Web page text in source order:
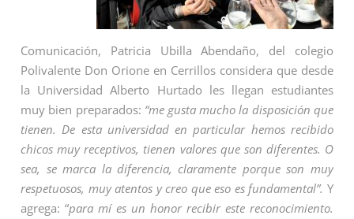
Comunicación, Patricia Ubilla Abendaño, del colegio
Polivalente Don Orione en Cerrillos considera que desde
la Universidad Alberto Hurtado les llegan estudiantes
muy bien preparados: “me gusta mucho la disposición que
tienen. De esta universidad en particular hemos recibido
chicos muy receptivos, tienen valores que son diferentes. O
sea, se marca la diferencia, claramente porque son muy
respetuosos, muy atentos y creo que eso es fundamental”. Y
agrega: “para mí es un honor recibir este reconocimiento.